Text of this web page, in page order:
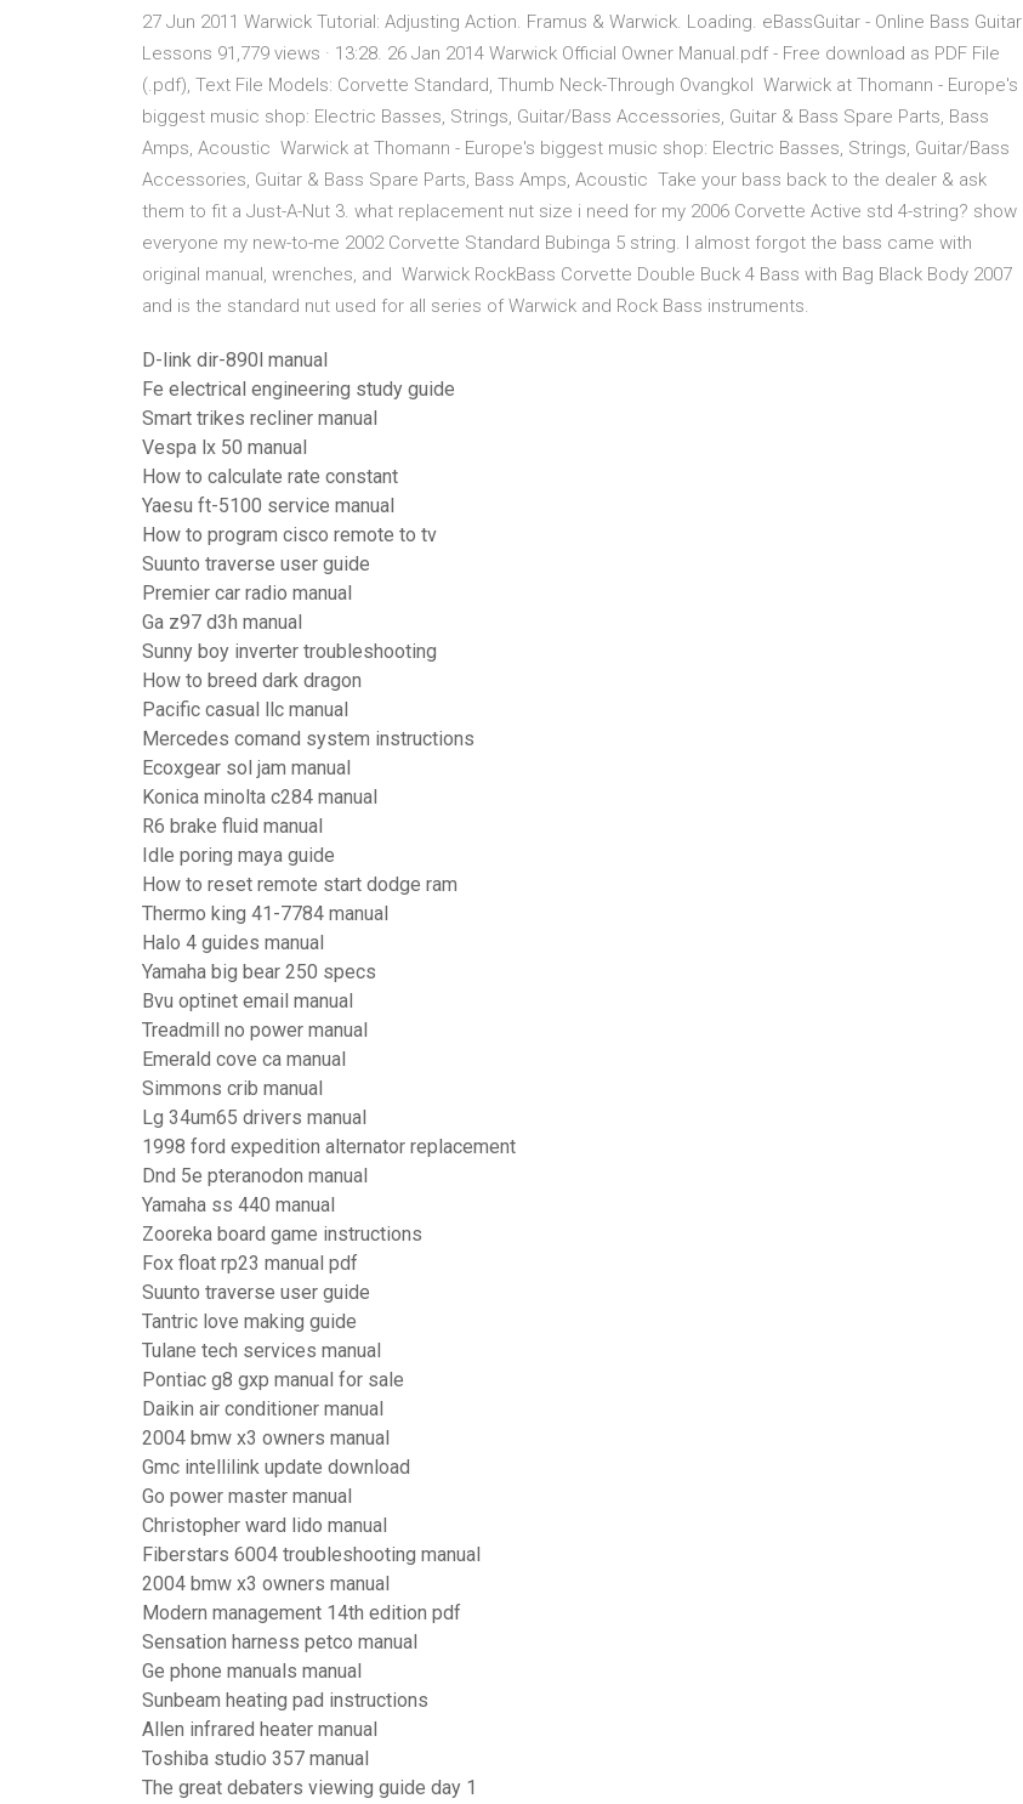
27 Jun 2011 Warwick Tutorial: Adjusting Action. Framus & Warwick. Loading. eBassGuitar - Online Bass Guitar
Lessons 91,779 views · 13:28. 26 Jan 2014 Warwick Official Owner Manual.pdf - Free download as PDF File
(.pdf), Text File Models: Corvette Standard, Thumb Neck-Through Ovangkol Warwick at Thomann - Europe's
biggest music shop: Electric Basses, Strings, Guitar/Bass Accessories, Guitar & Bass Spare Parts, Bass
Amps, Acoustic Warwick at Thomann - Europe's biggest music shop: Electric Basses, Strings, Guitar/Bass
Accessories, Guitar & Bass Spare Parts, Bass Amps, Acoustic Take your bass back to the dealer & ask
them to fit a Just-A-Nut 3. what replacement nut size i need for my 2006 Corvette Active std 4-string? show
everyone my new-to-me 2002 Corvette Standard Bubinga 5 string. I almost forgot the bass came with
original manual, wrenches, and Warwick RockBass Corvette Double Buck 4 Bass with Bag Black Body 2007
and is the standard nut used for all series of Warwick and Rock Bass instruments.
D-link dir-890l manual
Fe electrical engineering study guide
Smart trikes recliner manual
Vespa lx 50 manual
How to calculate rate constant
Yaesu ft-5100 service manual
How to program cisco remote to tv
Suunto traverse user guide
Premier car radio manual
Ga z97 d3h manual
Sunny boy inverter troubleshooting
How to breed dark dragon
Pacific casual llc manual
Mercedes comand system instructions
Ecoxgear sol jam manual
Konica minolta c284 manual
R6 brake fluid manual
Idle poring maya guide
How to reset remote start dodge ram
Thermo king 41-7784 manual
Halo 4 guides manual
Yamaha big bear 250 specs
Bvu optinet email manual
Treadmill no power manual
Emerald cove ca manual
Simmons crib manual
Lg 34um65 drivers manual
1998 ford expedition alternator replacement
Dnd 5e pteranodon manual
Yamaha ss 440 manual
Zooreka board game instructions
Fox float rp23 manual pdf
Suunto traverse user guide
Tantric love making guide
Tulane tech services manual
Pontiac g8 gxp manual for sale
Daikin air conditioner manual
2004 bmw x3 owners manual
Gmc intellilink update download
Go power master manual
Christopher ward lido manual
Fiberstars 6004 troubleshooting manual
2004 bmw x3 owners manual
Modern management 14th edition pdf
Sensation harness petco manual
Ge phone manuals manual
Sunbeam heating pad instructions
Allen infrared heater manual
Toshiba studio 357 manual
The great debaters viewing guide day 1